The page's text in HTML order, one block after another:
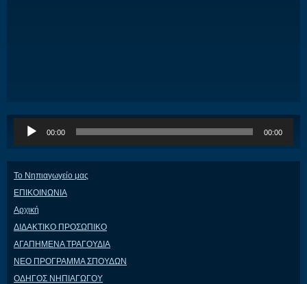
Αναπαραγωγής
Ήχου
00:00 00:00
Το Νηπιαγωγείο μας
ΕΠΙΚΟΙΝΩΝΙΑ
Αρχική
ΔΙΔΑΚΤΙΚΟ ΠΡΟΣΩΠΙΚΟ
ΑΓΑΠΗΜΕΝΑ ΤΡΑΓΟΥΔΙΑ
ΝΕΟ ΠΡΟΓΡΑΜΜΑ ΣΠΟΥΔΩΝ
ΟΔΗΓΟΣ ΝΗΠΙΑΓΩΓΟΥ